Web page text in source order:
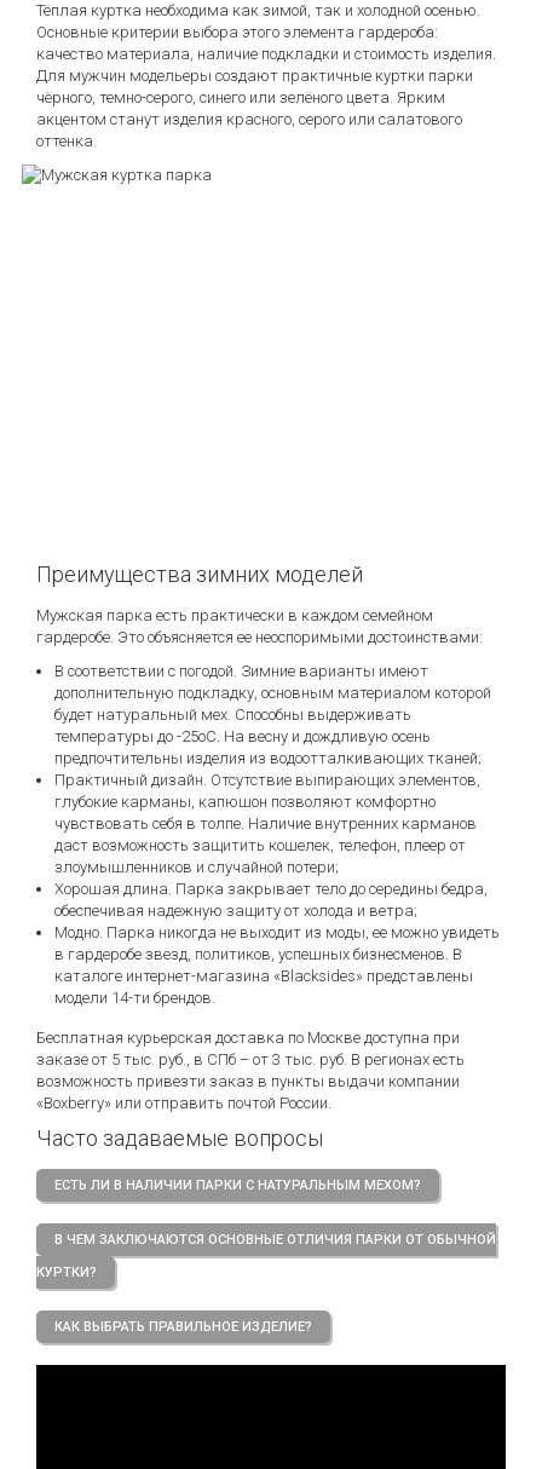
Тёплая куртка необходима как зимой, так и холодной осенью.
Основные критерии выбора этого элемента гардероба:
качество материала, наличие подкладки и стоимость изделия.
Для мужчин модельеры создают практичные куртки парки
чёрного, темно-серого, синего или зелёного цвета. Ярким
акцентом станут изделия красного, серого или салатового
оттенка.
Преимущества зимних моделей
Мужская парка есть практически в каждом семейном
гардеробе. Это объясняется ее неоспоримыми достоинствами:
В соответствии с погодой. Зимние варианты имеют
дополнительную подкладку, основным материалом которой
будет натуральный мех. Способны выдерживать
температуры до -25оС. На весну и дождливую осень
предпочтительны изделия из водоотталкивающих тканей;
Практичный дизайн. Отсутствие выпирающих элементов,
глубокие карманы, капюшон позволяют комфортно
чувствовать себя в толпе. Наличие внутренних карманов
даст возможность защитить кошелек, телефон, плеер от
злоумышленников и случайной потери;
Хорошая длина. Парка закрывает тело до середины бедра,
обеспечивая надежную защиту от холода и ветра;
Модно. Парка никогда не выходит из моды, ее можно увидеть
в гардеробе звезд, политиков, успешных бизнесменов. В
каталоге интернет-магазина «Blacksides» представлены
модели 14-ти брендов.
Бесплатная курьерская доставка по Москве доступна при
заказе от 5 тыс. руб., в СПб – от 3 тыс. руб. В регионах есть
возможность привезти заказ в пункты выдачи компании
«Boxberry» или отправить почтой России.
Часто задаваемые вопросы
ЕСТЬ ЛИ В НАЛИЧИИ ПАРКИ С НАТУРАЛЬНЫМ МЕХОМ?
В ЧЕМ ЗАКЛЮЧАЮТСЯ ОСНОВНЫЕ ОТЛИЧИЯ ПАРКИ ОТ ОБЫЧНОЙ
КУРТКИ?
КАК ВЫБРАТЬ ПРАВИЛЬНОЕ ИЗДЕЛИЕ?